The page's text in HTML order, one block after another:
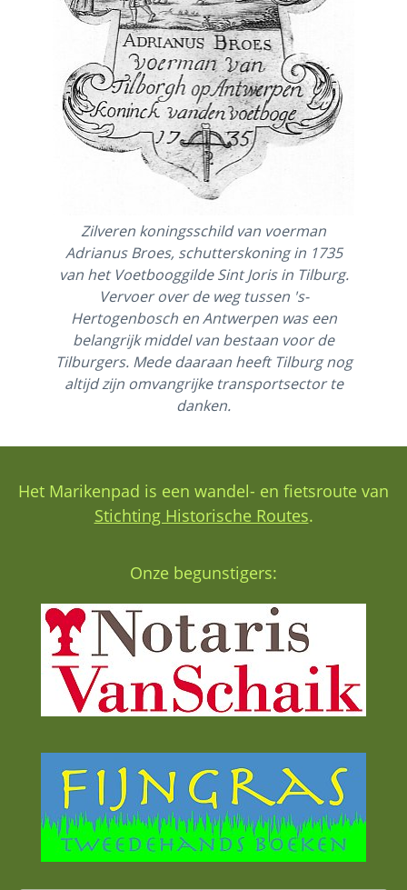
Zilveren koningsschild van voerman
Adrianus Broes, schutterskoning in 1735
van het Voetbooggilde Sint Joris in Tilburg.
Vervoer over de weg tussen 's-
Hertogenbosch en Antwerpen was een
belangrijk middel van bestaan voor de
Tilburgers. Mede daaraan heeft Tilburg nog
altijd zijn omvangrijke transportsector te
danken.
Het Marikenpad is een wandel- en fietsroute van
Stichting Historische Routes.
Onze begunstigers: